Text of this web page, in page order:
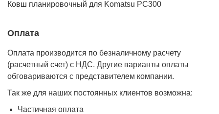
Ковш планировочный для Komatsu PC300
Оплата
Оплата производится по безналичному расчету
(расчетный счет) с НДС. Другие варианты оплаты
обговариваются с представителем компании.
Так же для наших постоянных клиентов возможна:
Частичная оплата